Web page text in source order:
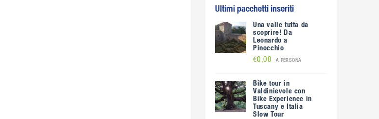
Ultimi pacchetti inseriti
Una valle tutta da
scoprire! Da
Leonardo a
Pinocchio
€0,00 A PERSONA
Bike tour in
Valdinievole con
Bike Experience in
Tuscany e Italia
Slow Tour